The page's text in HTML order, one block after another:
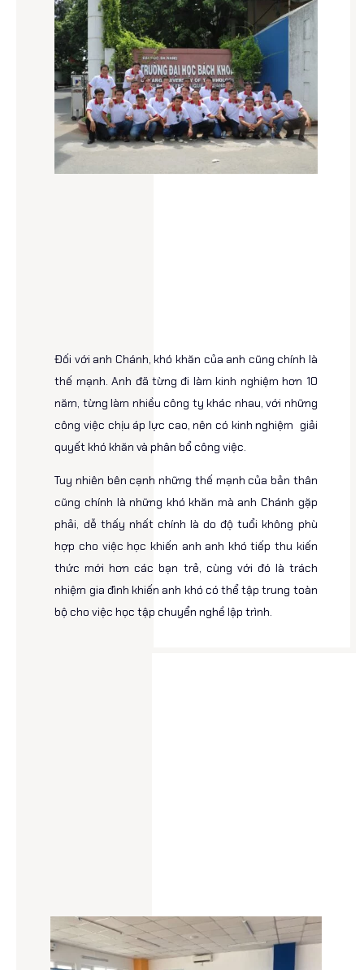
Đối với anh Chánh, khó khăn của anh cũng chính là
thế mạnh. Anh đã từng đi làm kinh nghiệm hơn 10
năm, từng làm nhiều công ty khác nhau, với những
công việc chịu áp lực cao, nên có kinh nghiệm giải
quyết khó khăn và phân bổ công việc.
Tuy nhiên bên cạnh những thế mạnh của bản thân
cũng chính là những khó khăn mà anh Chánh gặp
phải, dễ thấy nhất chính là do độ tuổi không phù
hợp cho việc học khiến anh anh khó tiếp thu kiến
thức mới hơn các bạn trẻ, cùng với đó là trách
nhiệm gia đình khiến anh khó có thể tập trung toàn
bộ cho việc học tập chuyển nghề lập trình.